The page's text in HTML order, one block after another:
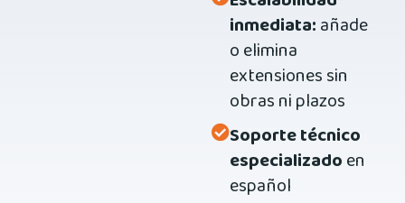
inmediata:añade
o elimina
extensiones sin
obras ni plazos
Soporte técnico
especializadoen
español